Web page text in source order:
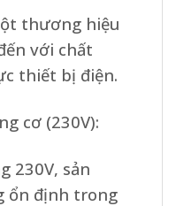
thương hiệu
với chất
thiết bị điện.
cơ (230V):
230V, sản
ổn định trong